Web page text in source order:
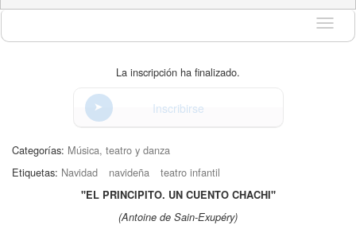
Idioma
La inscripción ha finalizado.
Inscribirse
Categorías: Música, teatro y danza
Etiquetas: Navidad navideña teatro infantil
"EL PRINCIPITO. UN CUENTO CHACHI"
(Antoine de Sain-Exupéry)